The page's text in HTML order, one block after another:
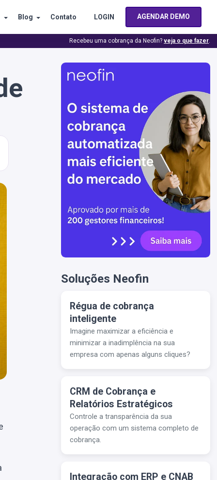
Blog Contato LOGIN AGENDAR DEMO
Recebeu uma cobrança da Neofin?veja o que fazer.
Soluções Neofin
Régua de cobrança
inteligente
Imagine maximizar a eficiência e
minimizar a inadimplência na sua
empresa com apenas alguns cliques?
CRM de Cobrança e
Relatórios Estratégicos
Controle a transparência da sua
operação com um sistema completo de
cobrança.
Integração com ERP e CNAB